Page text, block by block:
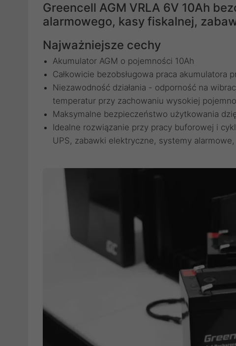
Greencell AGM VRLA 6V 10Ah
alarmowego, kasy fiskalnej,
Najważniejsze cechy
Akumulator AGM o pojemności 10Ah
Całkowicie bezobsługowa praca akumulatora
Niezawodność działania - odporność na
temperatur przy zachowaniu wysokiej
Maksymalne bezpieczeństwo użytkowania
Idealne rozwiązanie przy pracy buforowej i
UPS, zabawki elektryczne, systemy